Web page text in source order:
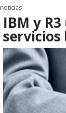
IBM y
servicios